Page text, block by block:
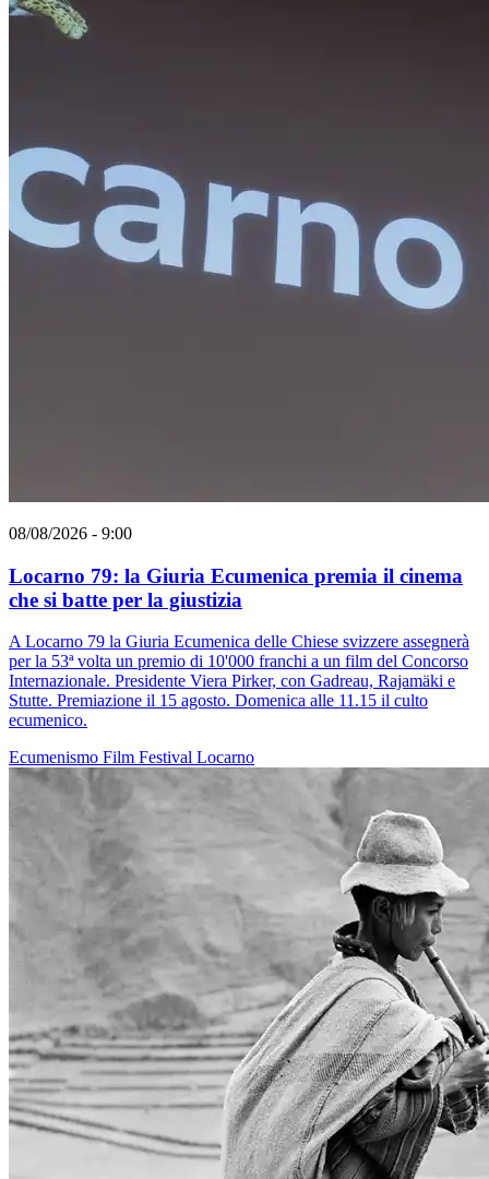
08/08/2026 - 9:00
Locarno 79: la Giuria Ecumenica premia il cinema
che si batte per la giustizia
A Locarno 79 la Giuria Ecumenica delle Chiese svizzere assegnerà
per la 53ª volta un premio di 10'000 franchi a un film del Concorso
Internazionale. Presidente Viera Pirker, con Gadreau, Rajamäki e
Stutte. Premiazione il 15 agosto. Domenica alle 11.15 il culto
ecumenico.
Ecumenismo Film Festival Locarno